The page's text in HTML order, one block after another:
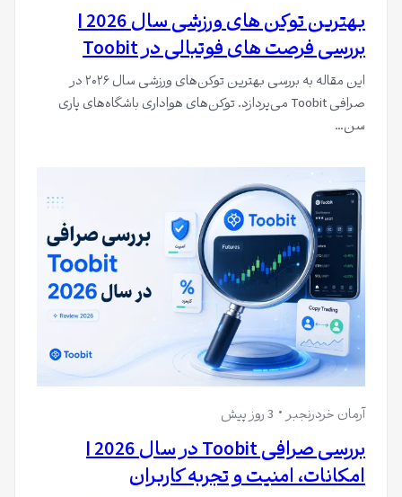
بهترین توکن های ورزشی سال 2026 |
بررسی فرصت های فوتبالی در Toobit
این مقاله به بررسی بهترین توکن‌های ورزشی سال ۲۰۲۶ در
صرافی Toobit می‌پردازد. توکن‌های هواداری باشگاه‌های پاری
سن…
آرمان خردرنجبر 3 روز پیش
بررسی صرافی Toobit در سال 2026 |
امکانات، امنیت و تجربه کاربران